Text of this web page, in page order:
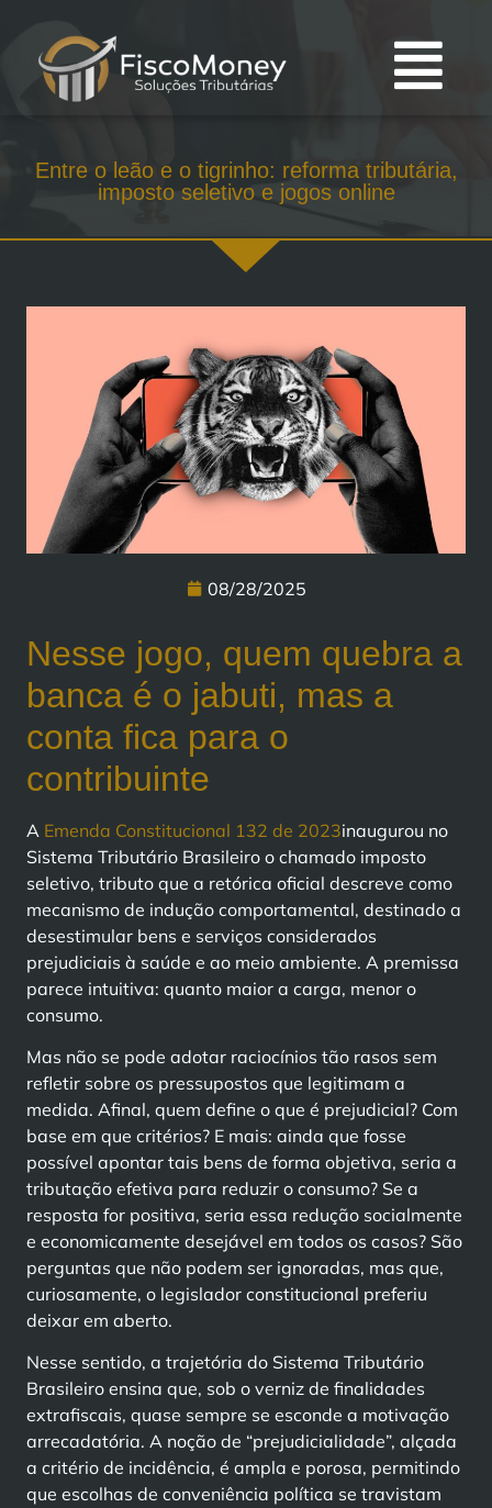
Entre o leão e o tigrinho: reforma tributária,
imposto seletivo e jogos online
08/28/2025
Nesse jogo, quem quebra a
banca é o jabuti, mas a
conta fica para o
contribuinte
A Emenda Constitucional 132 de 2023inaugurou no
Sistema Tributário Brasileiro o chamado imposto
seletivo, tributo que a retórica oficial descreve como
mecanismo de indução comportamental, destinado a
desestimular bens e serviços considerados
prejudiciais à saúde e ao meio ambiente. A premissa
parece intuitiva: quanto maior a carga, menor o
consumo.
Mas não se pode adotar raciocínios tão rasos sem
refletir sobre os pressupostos que legitimam a
medida. Afinal, quem define o que é prejudicial? Com
base em que critérios? E mais: ainda que fosse
possível apontar tais bens de forma objetiva, seria a
tributação efetiva para reduzir o consumo? Se a
resposta for positiva, seria essa redução socialmente
e economicamente desejável em todos os casos? São
perguntas que não podem ser ignoradas, mas que,
curiosamente, o legislador constitucional preferiu
deixar em aberto.
Nesse sentido, a trajetória do Sistema Tributário
Brasileiro ensina que, sob o verniz de finalidades
extrafiscais, quase sempre se esconde a motivação
arrecadatória. A noção de “prejudicialidade”, alçada
a critério de incidência, é ampla e porosa, permitindo
que escolhas de conveniência política se travistam